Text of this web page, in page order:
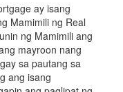
ay isang
Mamimili ng Real
ng Mamimili ang
mayroon nang
sa pautang sa
ang isang